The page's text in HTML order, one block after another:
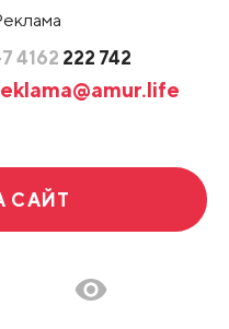
4162 222 742
САЙТ